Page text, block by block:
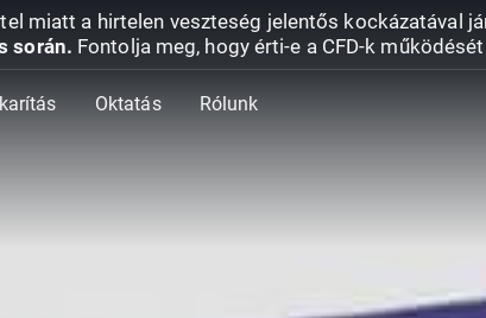
miatt a hirtelen veszteség jelentős kockázatával
során. Fontolja meg, hogy érti-e a CFD-k
Oktatás Rólunk